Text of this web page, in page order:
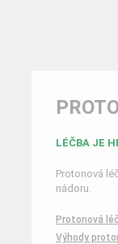
LÉČBA JE
Protonová
nádoru.
Protonová
Výhody